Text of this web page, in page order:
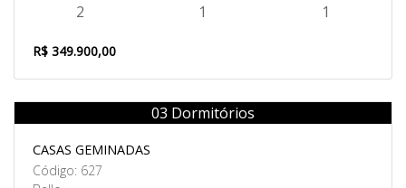
2 1 1
R$ 349.900,00
Venda
03 Dormitórios
CASAS GEMINADAS
Código: 627